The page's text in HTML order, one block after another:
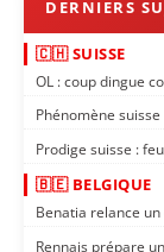
🇨🇭 SUISSE
OL : coup dingue
Phénomène
Prodige suisse :
🇧🇪 BELGIQUE
Benatia relance un
Rennais prépare